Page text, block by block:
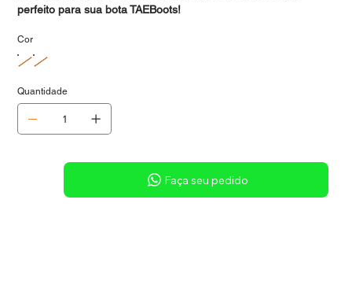
perfeito para sua bota TAEBoots!
Cor
Quantidade
Sob consulta
Faça seu pedido